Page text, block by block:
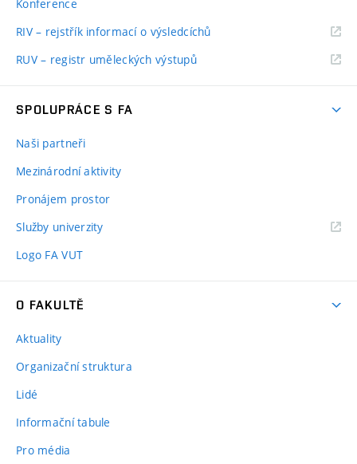
Konference
RIV – rejstřík informací o výsledcíchů
RUV – registr uměleckých výstupů
SPOLUPRÁCE S FA
Naši partneři
Mezinárodní aktivity
Pronájem prostor
Služby univerzity
Logo FA VUT
O FAKULTĚ
Aktuality
Organizační struktura
Lidé
Informační tabule
Pro média